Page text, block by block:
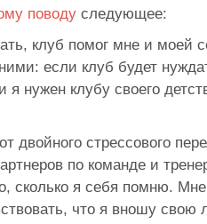
поводу следующее:
клуб помог мне и моей
если клуб будет
я нужен клубу своего
двойного стрессового
по команде и
сколько я себя помню.
что я вношу